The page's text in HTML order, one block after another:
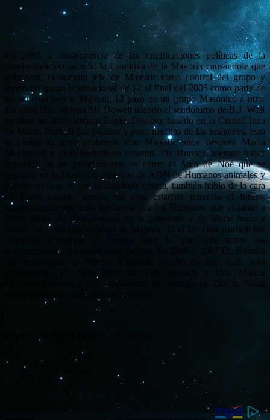
En 2005 a consecuencia de las ramificaciones políticas de la
desclasificación sacudió la Comitiva de la Mayoría causándole que
colapsara, el antiguo jefe de Majestic tomo control del grupo y
formo un grupo internacional de 12 al final del 2005 como parte de
un acuerdo previo Majestic 12 paso de un grupo Masónico a otro.
En 1998 Dra. Marcia Mc Dowell usando el seudónimo de B.J. Wolf
escribió un libro llamado Eagles Disobey basado en la Ciudad Inca
en Marte, Burisch fue coautor y puso muchas de las imágenes, esto
le causo un gran problema con Majestic años después Macia
McDowell y Dan Burisch se casaron. Dr. Burisch asegura haber
trabajado en un proyecto que es como el Arca de Noé que se
deposito en la Luna con muestras de ADN de Humanos animales y
plantas en caso de que la catástrofe ocurra, también hablo de la cara
en Marte cuando vemos esa cara estamos mirando el futuro,
supuestamente esa cara fue hecha por los Humanos que viajaron a
Marte miles de años después de la catástrofe y de Marte fuero a
Orion .En 2005 bajo órdenes de Majestic 12 el Dr. Dan Burisch fue
ordenado a decirle al mundo todo lo que sabe sobre los
extraterrestres y los viajes en el tiempo. En 2006 y 2007 Dr. Burisch
dio entrevistas a Project Camelot donde divulgo toda esta
información. En Julio 2009 Dr. Dan Burisch y Dra. Marcia
McDowell fueron a una conferencia de ufología en Zurich, Suiza
donde ratificaron toda esta información.
Fuente: [Diario El Tiempo – Colombia]